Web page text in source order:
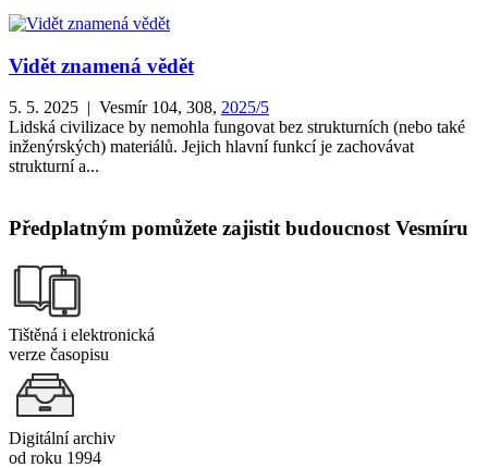
Vidět znamená vědět
5. 5. 2025 | Vesmír 104, 308, 2025/5
Lidská civilizace by nemohla fungovat bez strukturních (nebo také
inženýrských) materiálů. Jejich hlavní funkcí je zachovávat
strukturní a...
Předplatným pomůžete zajistit budoucnost Vesmíru
Tištěná i elektronická
verze časopisu
Digitální archiv
od roku 1994